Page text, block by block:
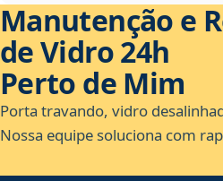
Manutenção e
de Vidro 24h
Perto de Mim
Porta travando, vidro
Nossa equipe soluciona com